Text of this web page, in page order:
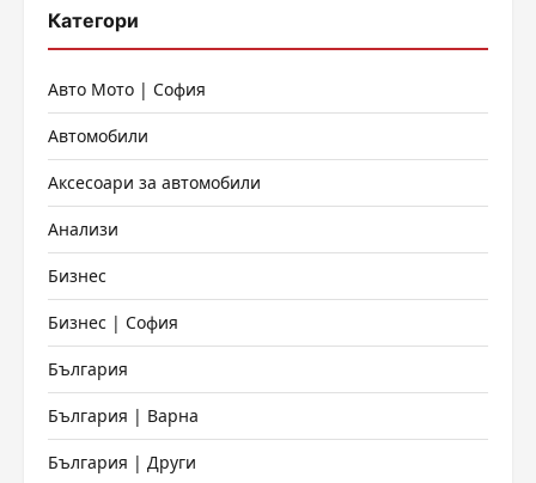
Категори
Авто Мото | София
Автомобили
Аксесоари за автомобили
Анализи
Бизнес
Бизнес | София
България
България | Варна
България | Други